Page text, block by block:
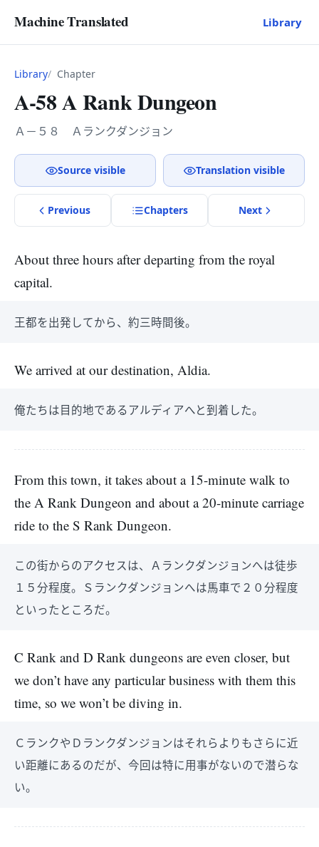
Machine Translated Library
Library Chapter
A-58 A Rank Dungeon
Ａ－５８ Ａランクダンジョン
Source visible Translation visible
Previous Chapters Next
About three hours after departing from the royal
capital.
王都を出発してから、約三時間後。
We arrived at our destination, Aldia.
俺たちは目的地であるアルディアへと到着した。
From this town, it takes about a 15-minute walk to
the A Rank Dungeon and about a 20-minute carriage
ride to the S Rank Dungeon.
この街からのアクセスは、Ａランクダンジョンへは徒歩
１５分程度。Ｓランクダンジョンへは馬車で２０分程度
といったところだ。
C Rank and D Rank dungeons are even closer, but
we don’t have any particular business with them this
time, so we won’t be diving in.
ＣランクやＤランクダンジョンはそれらよりもさらに近
い距離にあるのだが、今回は特に用事がないので潜らな
い。